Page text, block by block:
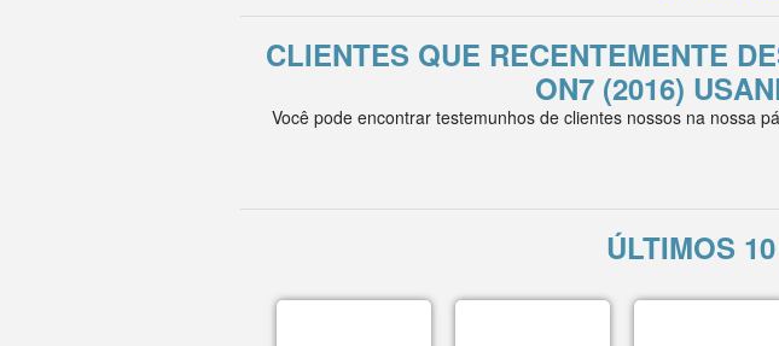
CLIENTES QUE RECENTEMENTE
ON7 (2016)
Você pode encontrar testemunhos de clientes nossos na nossa
ÚLTIMOS